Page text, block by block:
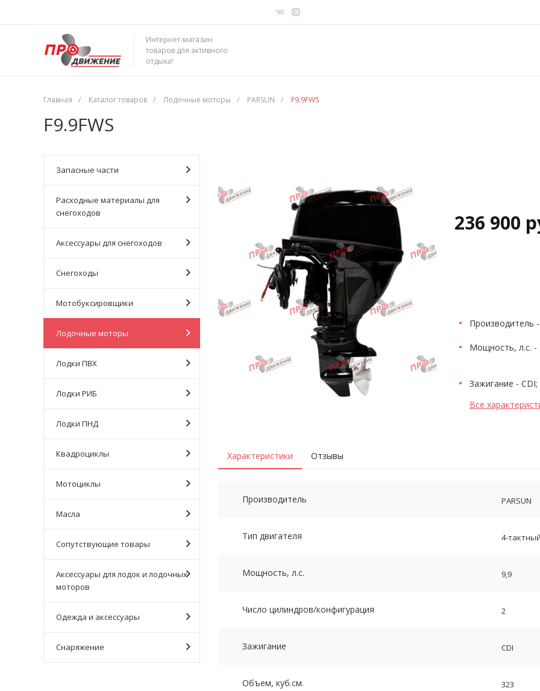
Интернет-магазин
товаров для активного
отдыха!
Главная / Каталог товаров / Лодочные моторы / PARSUN / F9.9FWS
F9.9FWS
Запасные части
Расходные материалы для
снегоходов
Аксессуары для снегоходов
Снегоходы
Мотобуксировщики
Лодочные моторы
Лодки ПВХ
Лодки РИБ
Лодки ПНД
Квадроциклы
Мотоциклы
Масла
Сопутствующие товары
Аксессуары для лодок и лодочных
моторов
Одежда и аксессуары
Снаряжение
236 900
Производитель -
Мощность, л.с. -
Зажигание - CDI;
Все
Характеристики Отзывы
Производитель PARSUN
Тип двигателя 4-
Мощность, л.с. 9,9
Число цилиндров/конфигурация 2
Зажигание CDI
Объем, куб.см. 323